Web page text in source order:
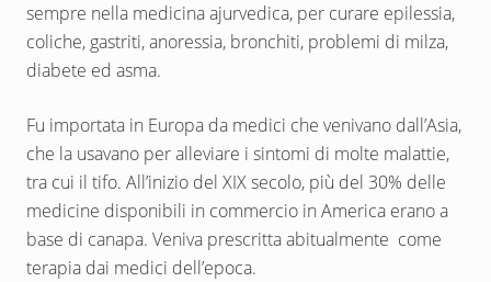
sempre nella medicina ajurvedica, per curare epilessia,
coliche, gastriti, anoressia, bronchiti, problemi di milza,
diabete ed asma.
Fu importata in Europa da medici che venivano dall’Asia,
che la usavano per alleviare i sintomi di molte malattie,
tra cui il tifo. All’inizio del XIX secolo, più del 30% delle
medicine disponibili in commercio in America erano a
base di canapa. Veniva prescritta abitualmente come
terapia dai medici dell’epoca.